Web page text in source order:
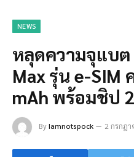
NEWS
หลุดความจุแบต
Max รุ่น e-SIM
mAh พร้อมชิป
ByIamnotspock 2 กรกฎ